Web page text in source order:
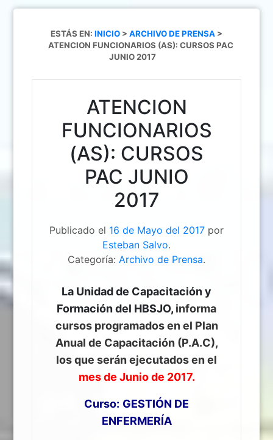
ESTÁS EN: INICIO > ARCHIVO DE PRENSA >
ATENCION FUNCIONARIOS (AS): CURSOS PAC
JUNIO 2017
ATENCION
FUNCIONARIOS
(AS): CURSOS
PAC JUNIO
2017
Publicado el 16 de Mayo del 2017 por
Esteban Salvo.
Categoría: Archivo de Prensa.
La Unidad de Capacitación y
Formación del HBSJO, informa
cursos programados en el Plan
Anual de Capacitación (P.A.C),
los que serán ejecutados en el
mes de Junio de 2017.
Curso: GESTIÓN DE
ENFERMERÍA